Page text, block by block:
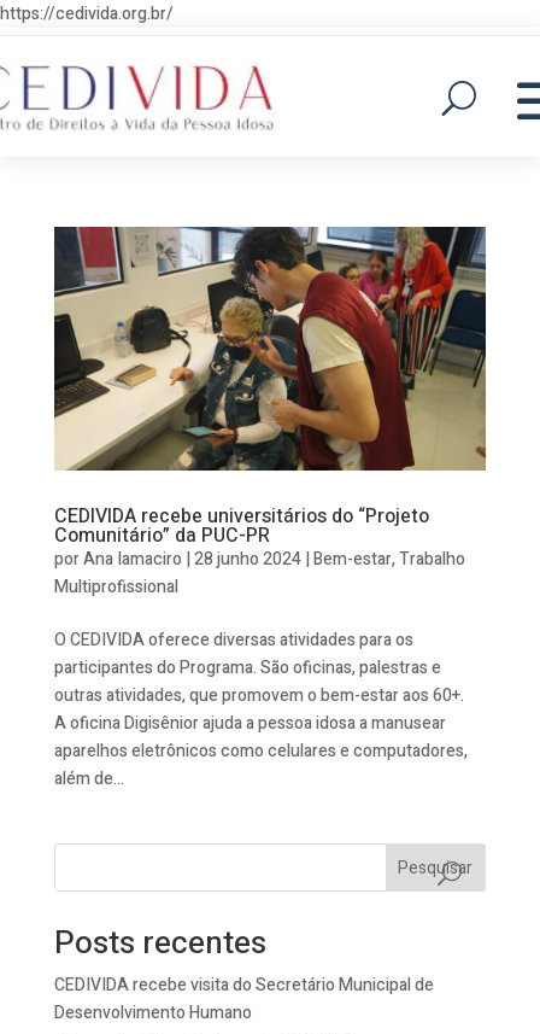
https://cedivida.org.br/
CEDIVIDA recebe universitários do “Projeto
Comunitário” da PUC-PR
porAna Iamaciro |28 junho 2024|Bem-estar,Trabalho
Multiprofissional
O CEDIVIDA oferece diversas atividades para os
participantes do Programa. São oficinas, palestras e
outras atividades, que promovem o bem-estar aos 60+.
A oficina Digisênior ajuda a pessoa idosa a manusear
aparelhos eletrônicos como celulares e computadores,
além de...
Pesquisar
Posts recentes
CEDIVIDA recebe visita do Secretário Municipal de
Desenvolvimento Humano